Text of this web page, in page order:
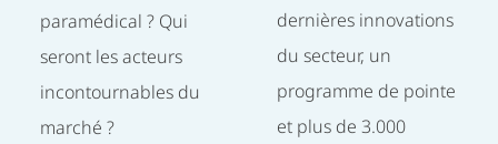
paramédical ? Qui
seront les acteurs
incontournables du
marché ?
dernières innovations
du secteur, un
programme de pointe
et plus de 3.000